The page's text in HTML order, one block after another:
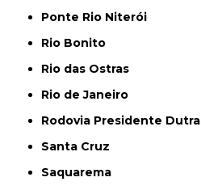
Ponte Rio Niterói
Rio Bonito
Rio das Ostras
Rio de Janeiro
Rodovia Presidente Dutra
Santa Cruz
Saquarema